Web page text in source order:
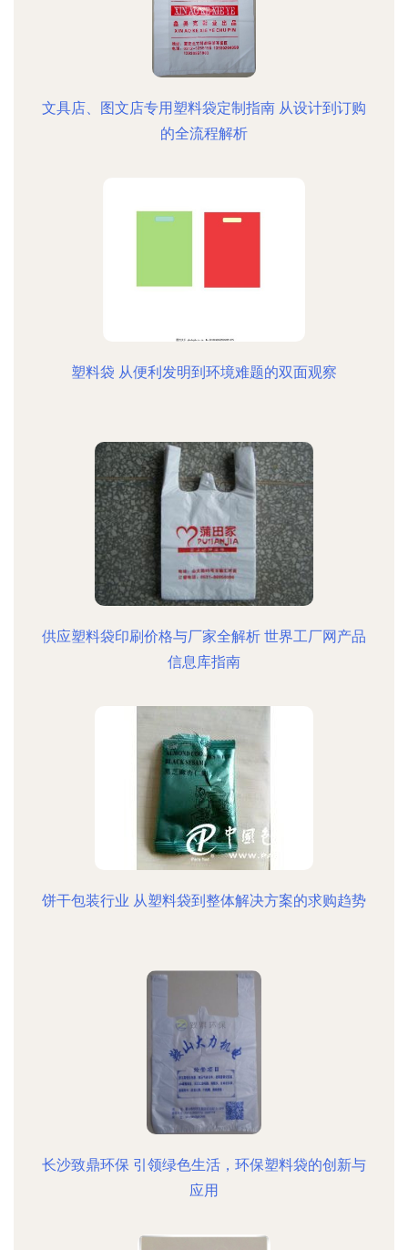
文具店、图文店专用塑料袋定制指南 从设计到订购
的全流程解析
塑料袋 从便利发明到环境难题的双面观察
供应塑料袋印刷价格与厂家全解析 世界工厂网产品
信息库指南
饼干包装行业 从塑料袋到整体解决方案的求购趋势
长沙致鼎环保 引领绿色生活，环保塑料袋的创新与
应用